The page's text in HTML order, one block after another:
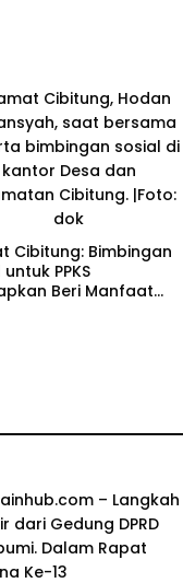
Cibitung: Bimbingan
PPKS
Beri Manfaat